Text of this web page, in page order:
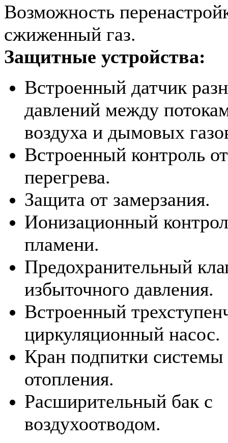
Возможность
сжиженный газ.
Защитные устройства:
Встроенный датчик
давлений между
воздуха и дымовых
Встроенный контроль от
перегрева.
Защита от замерзания.
Ионизационный
пламени.
Предохранительный
избыточного давления.
Встроенный
циркуляционный насос.
Кран подпитки системы
отопления.
Расширительный бак с
воздухоотводом.